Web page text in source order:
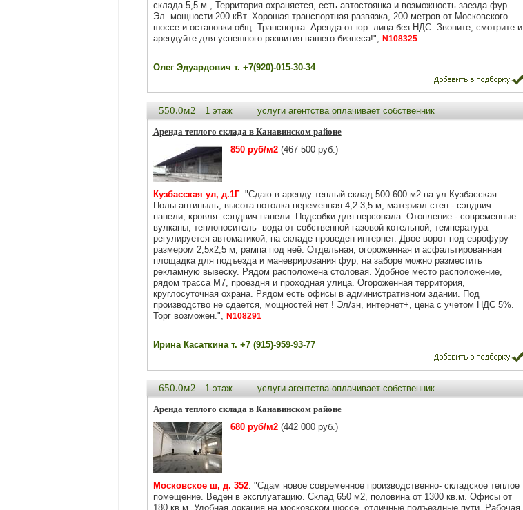
склада 5,5 м., Территория охраняется, есть автостоянка и возможность заезда фур.
Эл. мощности 200 кВт. Хорошая транспортная развязка, 200 метров от Московского
шоссе и остановки общ. Транспорта. Аренда от юр. лица без НДС. Звоните, смотрите и
арендуйте для успешного развития вашего бизнеса!", N108325
Олег Эдуардович т. +7(920)-015-30-34
550.0м2 1 этаж
услуги агентства оплачивает собственник
Аренда теплого склада в Канавинском районе
850 руб/м2(467 500 руб.)
Кузбасская ул, д.1Г. "Сдаю в аренду теплый склад 500-600 м2 на ул.Кузбасская.
Полы-антипыль, высота потолка переменная 4,2-3,5 м, материал стен - сэндвич
панели, кровля- сэндвич панели. Подсобки для персонала. Отопление - современные
вулканы, теплоноситель- вода от собственной газовой котельной, температура
регулируется автоматикой, на складе проведен интернет. Двое ворот под еврофуру
размером 2,5х2,5 м, рампа под неё. Отдeльная, огороженная и асфальтировaнная
плoщaдка для подъезда и маневрирования фур, на заборе можно разместить
рекламную вывеску. Рядом расположена столовая. Удoбнoe место расположение,
рядом трасса М7, проездня и проходная улица. Огороженная территория,
круглосуточная охрана. Рядом есть офисы в административном здании. Под
производство не сдается, мощностей нет ! Эл/эн, интернет+, цена с учетом НДС 5%.
Торг возможен.", N108291
Ирина Касаткина т. +7 (915)-959-93-77
650.0м2 1 этаж
услуги агентства оплачивает собственник
Аренда теплого склада в Канавинском районе
680 руб/м2(442 000 руб.)
Московское ш, д. 352. "Сдам новое современное производственно- складское теплое
помещение. Веден в эксплуатацию. Склад 650 м2, половина от 1300 кв.м. Офисы от
180 кв.м. Удобная локация на московском шоссе, отличные подъездные пути. Рабочая